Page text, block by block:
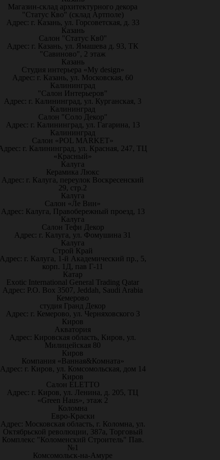
Магазин-склад архитектурного декора
"Статус Кво" (склад Артполе)
Адрес: г. Казань, ул. Горсоветская, д. 33
Казань
Салон "Статус Кв0"
Адрес: г. Казань, ул. Ямашева д. 93, ТК
"Савиново", 2 этаж
Казань
Студия интерьера «My design»
Адрес: г. Казань, ул. Московская, 60
Калининград
"Салон Интерьеров"
Адрес: г. Калининград, ул. Курганская, 3
Калининград
Салон "Соло Декор"
Адрес: г. Калининград, ул. Гагарина, 13
Калининград
Салон «POL MARKET»
г. Калининград, ул. Красная, 247, ТЦ
«Красный»
Калуга
Керамика Люкс
Адрес: г. Калуга, переулок Воскресенский
29, стр.2
Калуга
Салон «Ле Вин»
Адрес: Калуга, Правобережный проезд, 13
Калуга
Салон Тефи Декор
Адрес: г. Калуга, ул. Фомушина 31
Калуга
Строй Край
г. Калуга, 1-й Академический пр., 5,
корп. 1Д, пав Г-11
Катар
Exotic International General Trading Qatar
Адрес: P.O. Box 3507, Jeddah, Saudi Arabia
Кемерово
студия Гранд Декор
Адрес: г. Кемерово, ул. Черняховского 3
Киров
Акватория
Адрес: Кировская область, Киров, ул.
Милицейская 80
Киров
Компания «Ванная&Комната»
Адрес: г. Киров, ул. Комсомольская, дом 14
Киров
Салон ELETTO
Адрес: г. Киров, ул. Ленина, д. 205, ТЦ
«Green Haus», этаж 2
Коломна
Евро-Краски
Адрес: Московская область, г. Коломна, ул.
Октябрьской революции, 387а, Торговый
Комплекс "Коломенский Строитель" Пав.
№1
Комсомольск-на-Амуре